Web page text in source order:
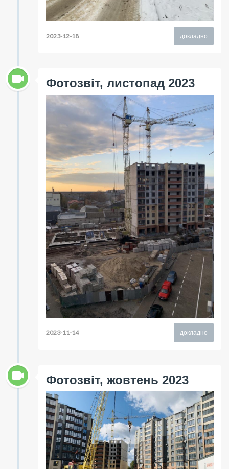
докладно
2023-12-18
Фотозвіт, листопад 2023
докладно
2023-11-14
Фотозвіт, жовтень 2023